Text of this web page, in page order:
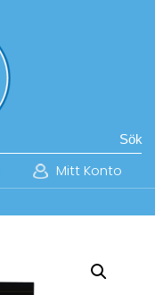
Sök
Mitt Konto